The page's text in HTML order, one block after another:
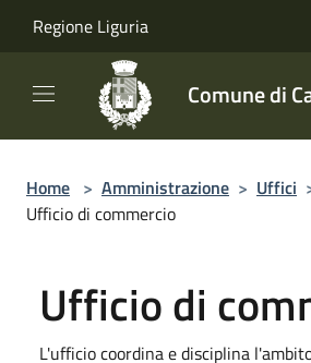
Regione Liguria
Comune di
Home > Amministrazione > Uffici
Ufficio di commercio
Ufficio di
L'ufficio coordina e disciplina